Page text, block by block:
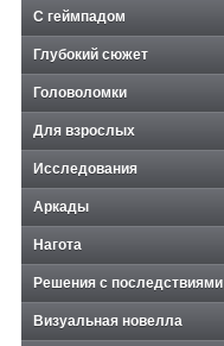
С геймпадом
Глубокий сюжет
Головоломки
Для взрослых
Исследования
Аркады
Нагота
Решения с последствиями
Визуальная новелла